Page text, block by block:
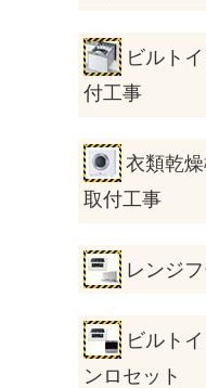
ビルト
付工事
衣類乾
取付工事
レンジ
ビルト
ンロセット